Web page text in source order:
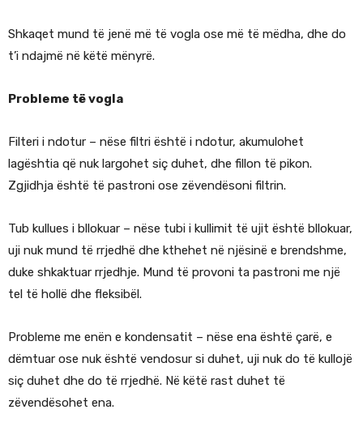
Shkaqet mund të jenë më të vogla ose më të mëdha, dhe do
t’i ndajmë në këtë mënyrë.
Probleme të vogla
Filteri i ndotur – nëse filtri është i ndotur, akumulohet
lagështia që nuk largohet siç duhet, dhe fillon të pikon.
Zgjidhja është të pastroni ose zëvendësoni filtrin.
Tub kullues i bllokuar – nëse tubi i kullimit të ujit është bllokuar,
uji nuk mund të rrjedhë dhe kthehet në njësinë e brendshme,
duke shkaktuar rrjedhje. Mund të provoni ta pastroni me një
tel të hollë dhe fleksibël.
Probleme me enën e kondensatit – nëse ena është çarë, e
dëmtuar ose nuk është vendosur si duhet, uji nuk do të kullojë
siç duhet dhe do të rrjedhë. Në këtë rast duhet të
zëvendësohet ena.